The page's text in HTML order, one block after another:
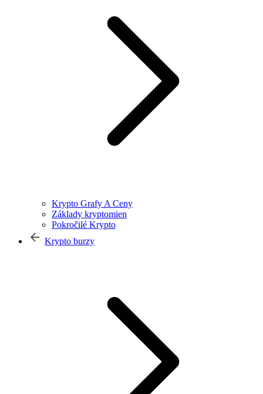
Krypto Grafy A Ceny
Základy kryptomien
Pokročilé Krypto
Krypto burzy